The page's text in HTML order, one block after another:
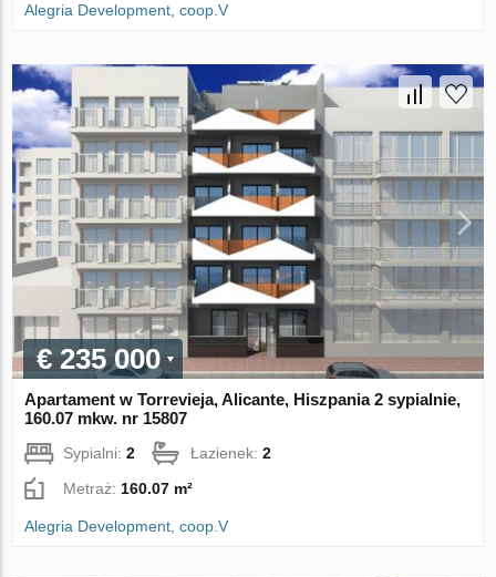
Alegria Development, coop.V
€ 235 000
Apartament w Torrevieja, Alicante, Hiszpania 2 sypialnie,
160.07 mkw. nr 15807
Sypialni:2 Łazienek:2
Metraż: 160.07 m²
Alegria Development, coop.V